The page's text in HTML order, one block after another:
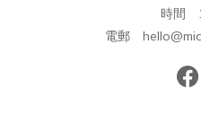
時間
電郵